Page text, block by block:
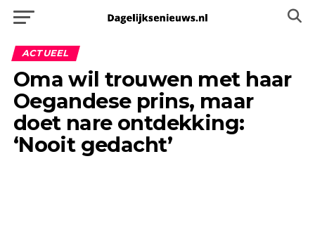
ACTUEEL
Oma wil trouwen met haar
Oegandese prins, maar
doet nare ontdekking:
‘Nooit gedacht’